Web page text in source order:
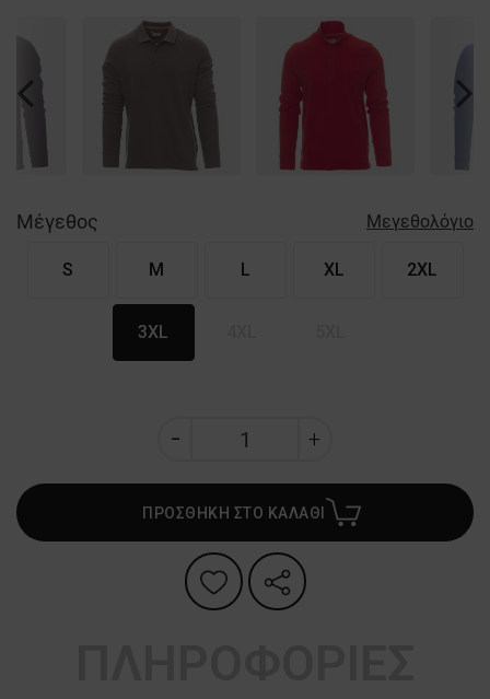
Previous
Μέγεθος Μεγεθολόγιο
S M L XL 2XL
3XL
ΠΡΟΣΘΗΚΗ ΣΤΟ ΚΑΛΑΘΙ